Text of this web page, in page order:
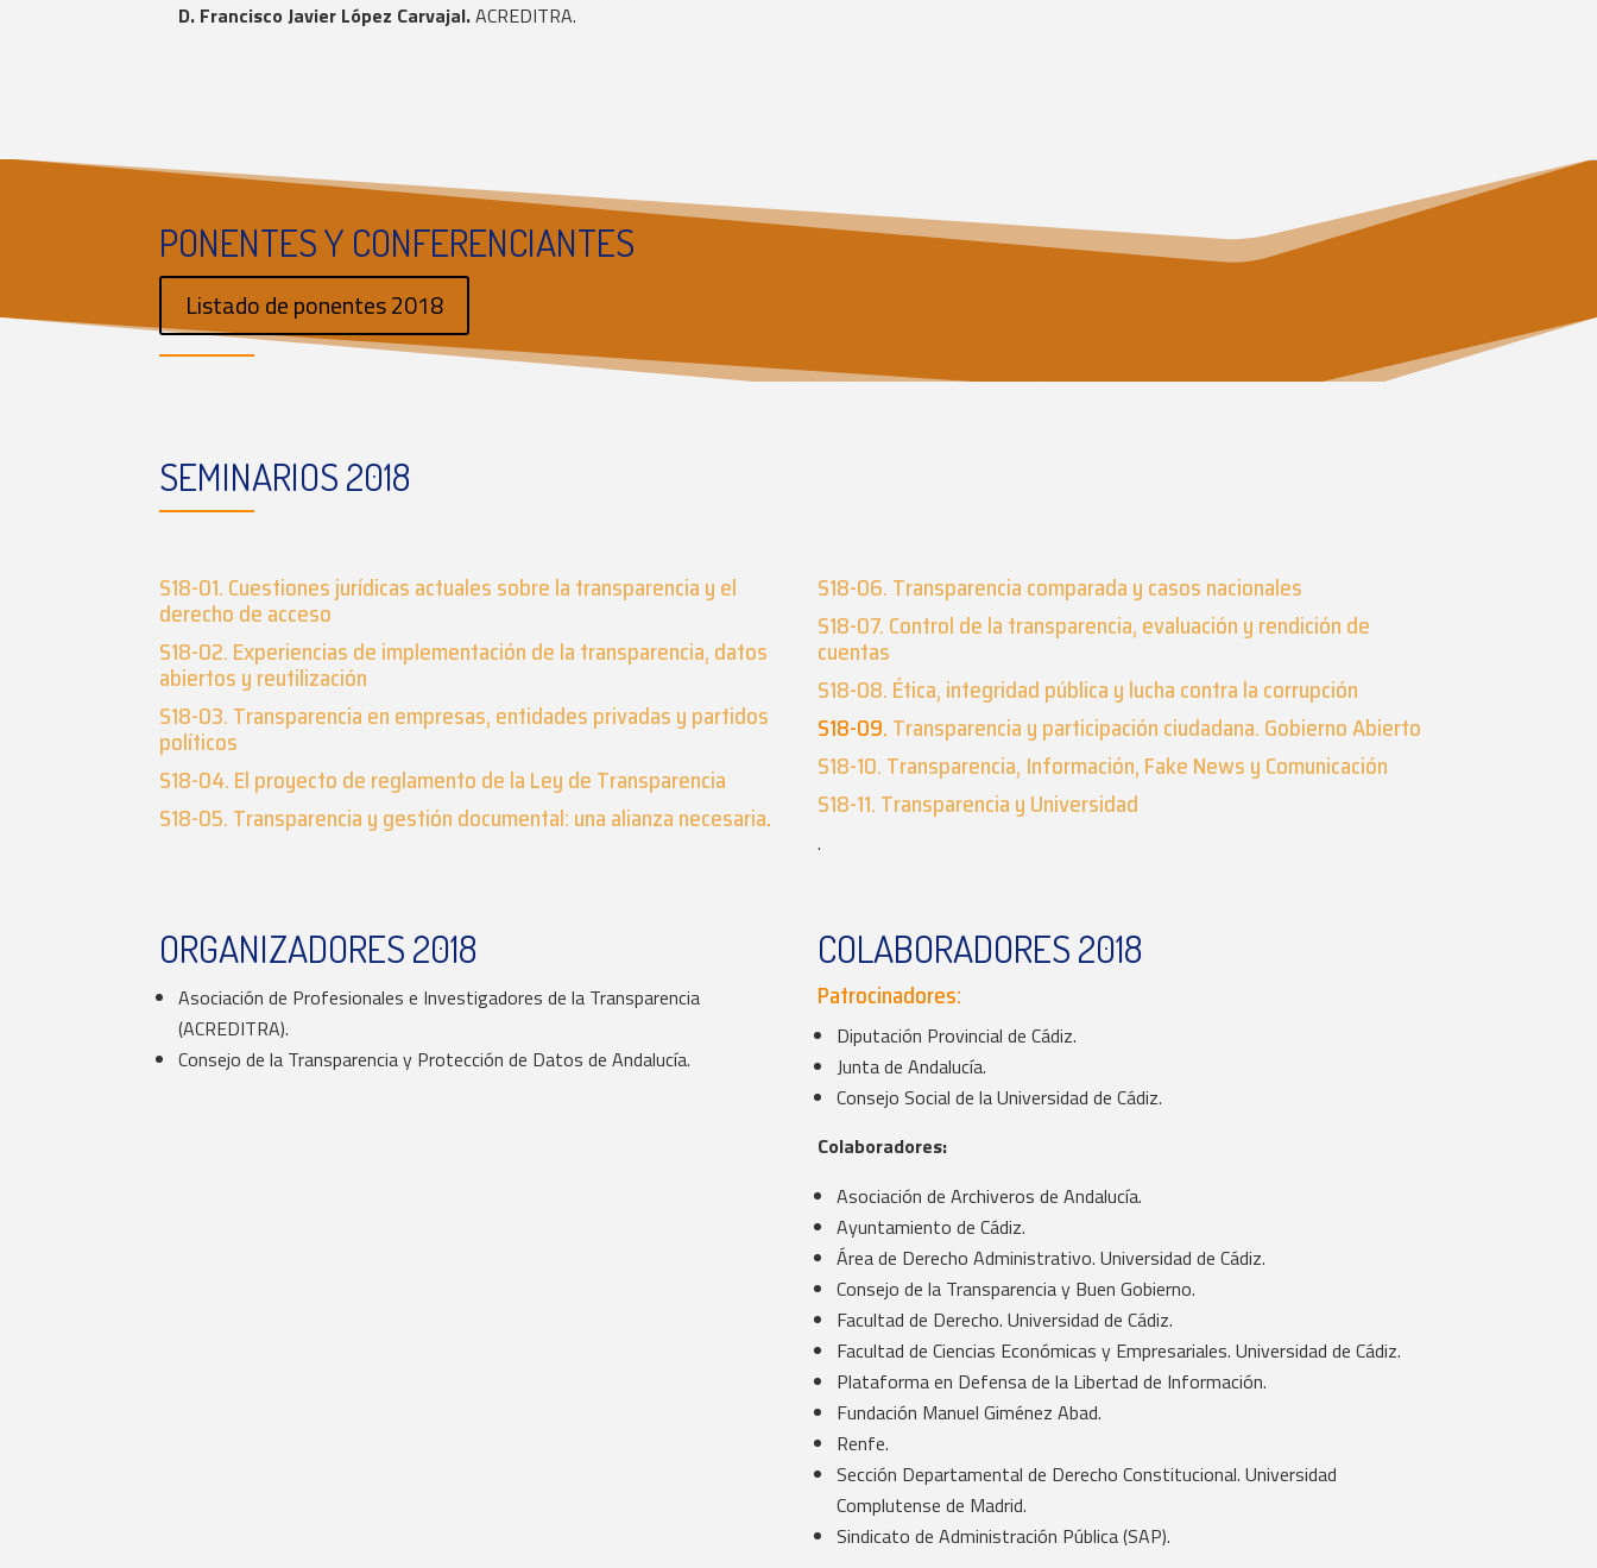
D. Francisco Javier López Carvajal.ACREDITRA.
PONENTES Y CONFERENCIANTES
Listado de ponentes 2018
SEMINARIOS 2018
S18-01. Cuestiones jurídicas actuales sobre la transparencia y el
derecho de acceso
S18-02. Experiencias de implementación de la transparencia, datos
abiertos y reutilización
S18-03. Transparencia en empresas, entidades privadas y partidos
políticos
S18-04. El proyecto de reglamento de la Ley de Transparencia
S18-05. Transparencia y gestión documental: una alianza necesaria.
S18-06. Transparencia comparada y casos nacionales
S18-07. Control de la transparencia, evaluación y rendición de
cuentas
S18-08. Ética, integridad pública y lucha contra la corrupción
S18-09. Transparencia y participación ciudadana. Gobierno Abierto
S18-10. Transparencia, Información, Fake News y Comunicación
S18-11. Transparencia y Universidad
.
ORGANIZADORES 2018
Asociación de Profesionales e Investigadores de la Transparencia
(ACREDITRA).
Consejo de la Transparencia y Protección de Datos de Andalucía.
COLABORADORES 2018
Patrocinadores:
Diputación Provincial de Cádiz.
Junta de Andalucía.
Consejo Social de la Universidad de Cádiz.
Colaboradores:
Asociación de Archiveros de Andalucía.
Ayuntamiento de Cádiz.
Área de Derecho Administrativo. Universidad de Cádiz.
Consejo de la Transparencia y Buen Gobierno.
Facultad de Derecho. Universidad de Cádiz.
Facultad de Ciencias Económicas y Empresariales. Universidad de Cádiz.
Plataforma en Defensa de la Libertad de Información.
Fundación Manuel Giménez Abad.
Renfe.
Sección Departamental de Derecho Constitucional. Universidad
Complutense de Madrid.
Sindicato de Administración Pública (SAP).